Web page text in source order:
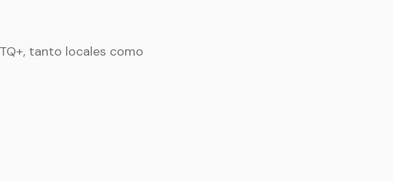
tanto locales como